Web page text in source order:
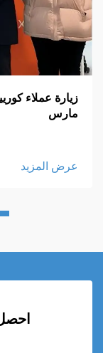
مارس
عرض المزيد